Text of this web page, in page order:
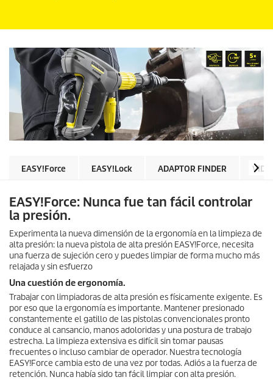
EASY!Force EASY!Lock ADAPTOR FINDER
EASY!Force: Nunca fue tan fácil controlar
la presión.
Experimenta la nueva dimensión de la ergonomía en la limpieza de
alta presión: la nueva pistola de alta presión EASY!Force, necesita
una fuerza de sujeción cero y puedes limpiar de forma mucho más
relajada y sin esfuerzo
Una cuestión de ergonomía.
Trabajar con limpiadoras de alta presión es físicamente exigente. Es
por eso que la ergonomía es importante. Mantener presionado
constantemente el gatillo de las pistolas convencionales pronto
conduce al cansancio, manos adoloridas y una postura de trabajo
estrecha. La limpieza extensiva es difícil sin tomar pausas
frecuentes o incluso cambiar de operador. Nuestra tecnología
EASY!Force cambia esto de una vez por todas. Adiós a la fuerza de
retención. Nunca había sido tan fácil limpiar con alta presión.